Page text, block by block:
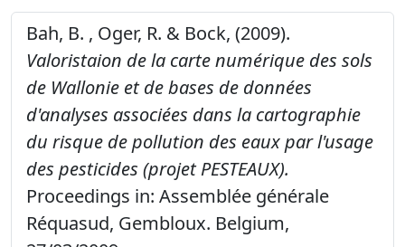
Bah, B. , Oger, R. & Bock, (2009).
Valoristaion de la carte numérique des sols
de Wallonie et de bases de données
d'analyses associées dans la cartographie
du risque de pollution des eaux par l'usage
des pesticides (projet PESTEAUX).
Proceedings in: Assemblée générale
Réquasud, Gembloux. Belgium,